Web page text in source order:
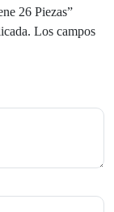
26 Piezas”
Los campos